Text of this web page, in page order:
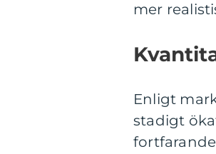
mer
Enligt
stadigt